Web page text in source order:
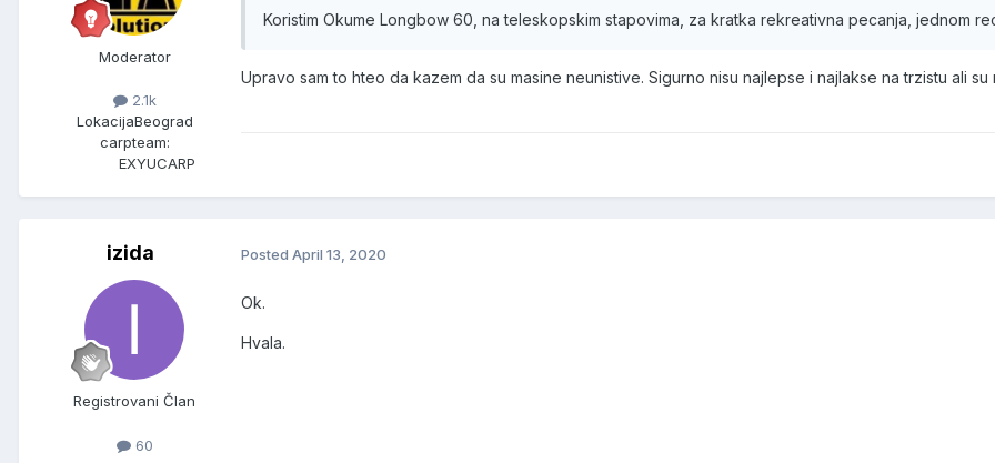
Moderator
2.1k
LokacijaBeograd
carpteam:
EXYUCARP
Koristim Okume Longbow 60, na teleskopskim stapovima, za kratka rekreativna pecanja, jednom
Upravo sam to hteo da kazem da su masine neunistive. Sigurno nisu najlepse i najlakse na trzistu ali su
izida
Registrovani Član
60
Posted April 13, 2020
Ok.
Hvala.